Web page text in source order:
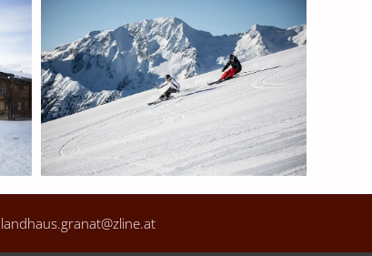
landhaus.granat@zline.at